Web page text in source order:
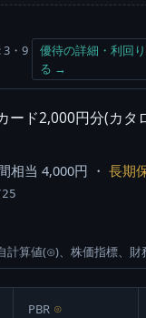
3・9
優待の詳細・利回
る →
ード2,000円分(カ
相当 4,000円 ・ 長期
計算値(⊙)、株価指標、財
PBR ⊙